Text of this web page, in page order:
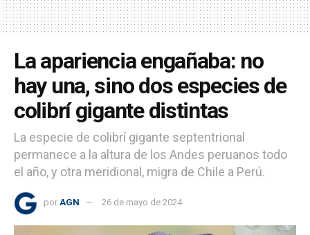
La apariencia engañaba: no
hay una, sino dos especies de
colibrí gigante distintas
La especie de colibrí gigante septentrional
permanece a la altura de los Andes peruanos todo
el año, y otra meridional, migra de Chile a Perú.
por AGN 26 de mayo de 2024